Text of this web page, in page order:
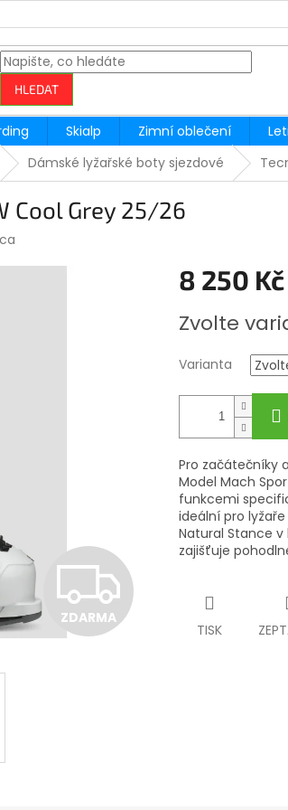
HLEDAT
Skialp Zimní oblečení
Dámské lyžařské boty sjezdové
Cool Grey 25/26
Z
ZDARMA
8 250 Kč
cena:
Zvolte
Varianta
Pro začátečníky
Model Mach
funkcemi
ideální pro
Natural Stance
zajišťuje
TISK